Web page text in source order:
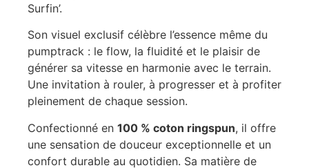
Surfin’.
Son visuel exclusif célèbre l’essence même du
pumptrack : le flow, la fluidité et le plaisir de
générer sa vitesse en harmonie avec le terrain.
Une invitation à rouler, à progresser et à profiter
pleinement de chaque session.
Confectionné en 100 % coton ringspun, il offre
une sensation de douceur exceptionnelle et un
confort durable au quotidien. Sa matière de